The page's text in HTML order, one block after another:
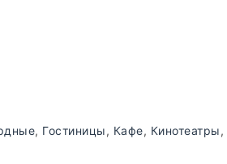
, Гостиницы, Кафе, Кинотеатры,